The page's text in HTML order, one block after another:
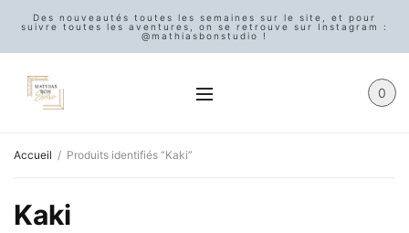
Des nouveautés toutes les semaines sur le site, et pour
suivre toutes les aventures, on se retrouve sur Instagram :
@mathiasbonstudio !
0
Accueil / Produits identifiés “Kaki”
Kaki